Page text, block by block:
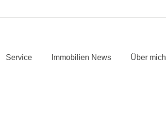
Service Immobilien News Über mich